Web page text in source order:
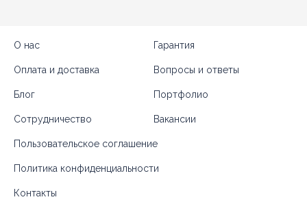
О нас Гарантия
Оплата и доставка Вопросы и ответы
Блог Портфолио
Сотрудничество Вакансии
Пользовательское соглашение
Политика конфиденциальности
Контакты